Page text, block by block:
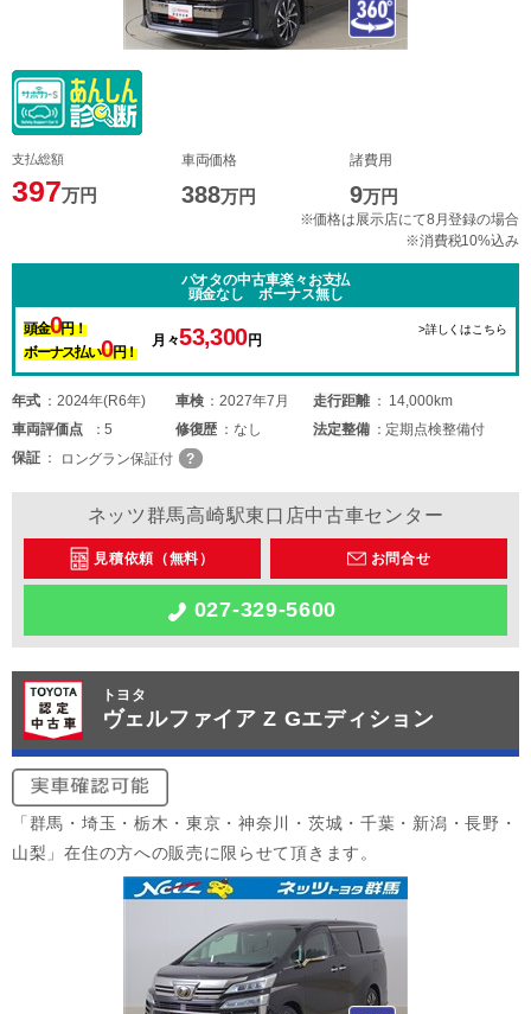
支払総額
397万円
車両価格
388万円
諸費用
9万円
※価格は展示店にて8月登録の場合
※消費税10%込み
パオタの中古車楽々お支払
頭金なし ボーナス無し
頭金0円！
ボーナス払い0円！
月々53,300円
>詳しくはこちら
年式 2024年(R6年) 車検 2027年7月 走行距離
14,000km
車両評価点 5 修復歴 なし 法定整備
定期点検整備付
保証
ロングラン保証付
ネッツ群馬高崎駅東口店中古車センター
見積依頼（無料） お問合せ
027-329-5600
トヨタ
ヴェルファイア Z Gエディション
「群馬・埼玉・栃木・東京・神奈川・茨城・千葉・新潟・長野・
山梨」在住の方への販売に限らせて頂きます。